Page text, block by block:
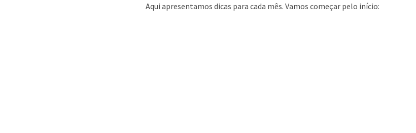
Aqui apresentamos dicas para cada mês. Vamos começar pelo início: